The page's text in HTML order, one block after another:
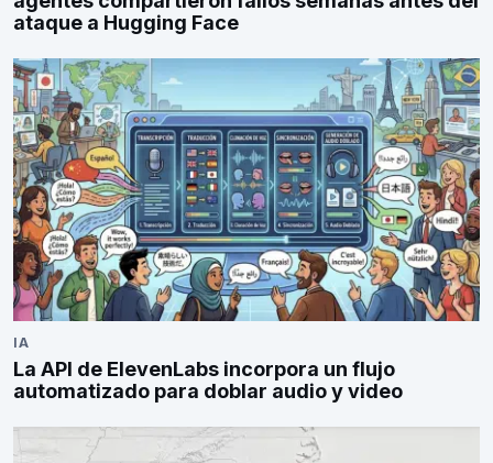
ataque a Hugging Face
IA
La API de ElevenLabs incorpora un flujo
automatizado para doblar audio y video